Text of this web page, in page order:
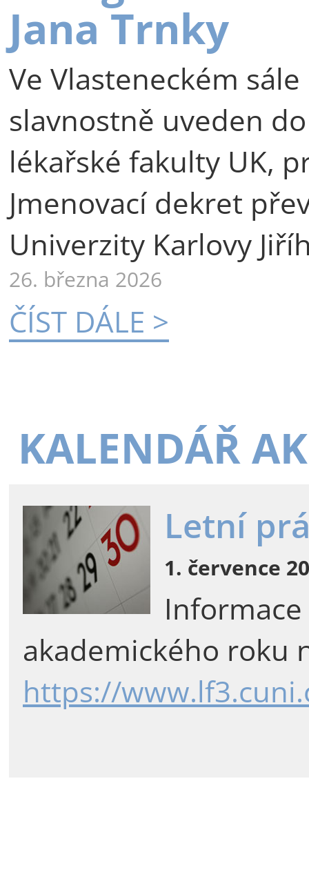
Jana Trnky
Ve Vlasteneckém
slavnostně uveden
lékařské fakulty UK,
Jmenovací dekret
Univerzity Karlovy
26. března 2026
ČÍST DÁLE >
KALENDÁŘ
Letní
1. července
akademického roku
https://